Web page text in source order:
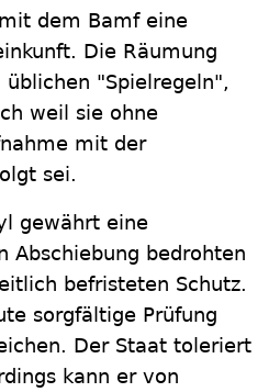
dem Bamf eine
Die Räumung
"Spielregeln",
weil sie ohne
mit der
sei.
gewährt eine
Abschiebung bedrohten
befristeten Schutz.
sorgfältige Prüfung
Der Staat toleriert
kann er von